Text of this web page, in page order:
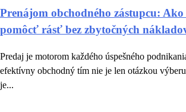
Prenájom obchodného zástupcu: Ako
pomôcť rásť bez zbytočných
Predaj je motorom každého úspešného
efektívny obchodný tím nie je len otázkou
je...